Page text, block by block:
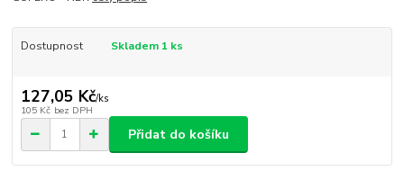
Dostupnost Skladem 1 ks
127,05 Kč/ks
105 Kč bez DPH
Přidat do košíku